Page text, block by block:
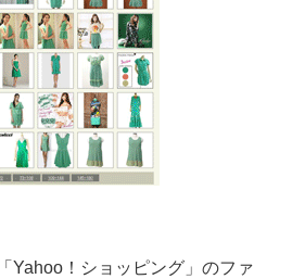
ト
ティ
る
ト
Yahoo！ショッピング」のファ